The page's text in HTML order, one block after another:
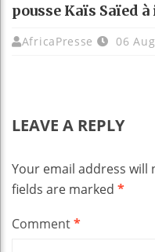
pousse Kaïs Saïed
AfricaPresse 06
LEAVE A REPLY
Your email address will
fields are marked *
Comment*